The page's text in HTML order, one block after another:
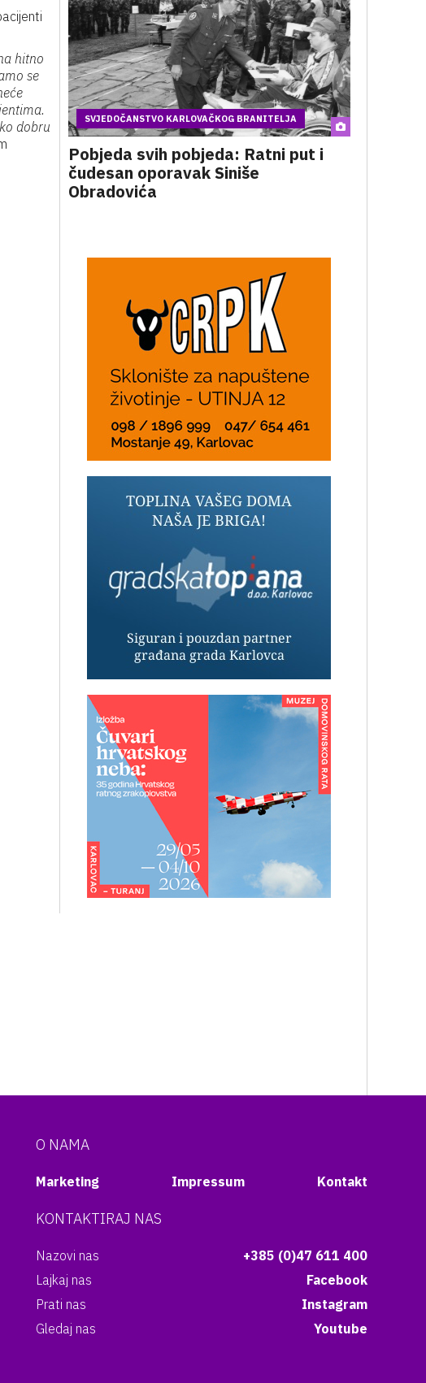
hitno
se
dobru
SVJEDOČANSTVO KARLOVAČKOG BRANITELJA
Pobjeda svih pobjeda: Ratni put i
čudesan oporavak Siniše
Obradovića
O NAMA
Marketing Impressum Kontakt
KONTAKTIRAJ NAS
Nazovi nas
+385 (0)47 611 400
Lajkaj nas
Facebook
Prati nas
Instagram
Gledaj nas
Youtube